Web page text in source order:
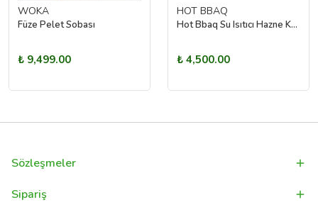
WOKA
Füze Pelet Sobası
₺ 9,499.00
HOT BBAQ
Hot Bbaq Su Isıtıcı Hazne Kamp Sobası Uyumlu
₺ 4,500.00
Sözleşmeler
Sipariş